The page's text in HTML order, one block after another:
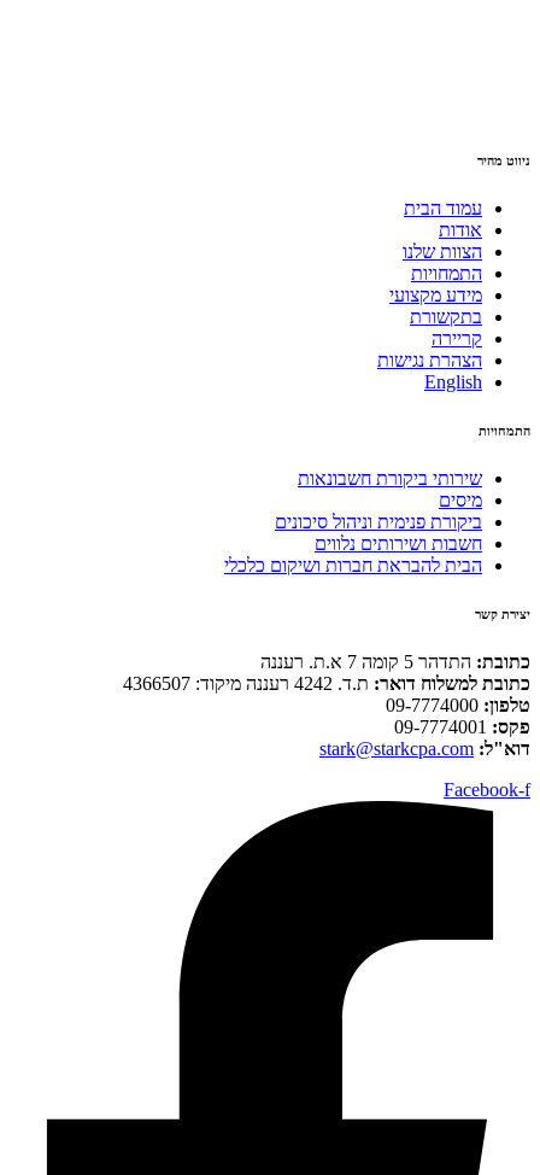
ניווט מהיר
עמוד הבית
אודות
הצוות שלנו
התמחויות
מידע מקצועי
בתקשורת
קריירה
הצהרת נגישות
English
התמחויות
שירותי ביקורת חשבונאות
מיסים
ביקורת פנימית וניהול סיכונים
חשבות ושירותים נלווים
הבית להבראת חברות ושיקום כלכלי
יצירת קשר
כתובת: התדהר 5 קומה 7 א.ת. רעננה
כתובת למשלוח דואר: ת.ד. 4242 רעננה מיקוד: 4366507
טלפון:
פקס:
דוא"ל: stark@starkcpa.com
Facebook-f